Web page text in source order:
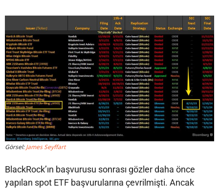
Görsel:James Seyffart
BlackRock’ın başvurusu sonrası gözler daha önce
yapılan spot ETF başvurularına çevrilmişti. Ancak